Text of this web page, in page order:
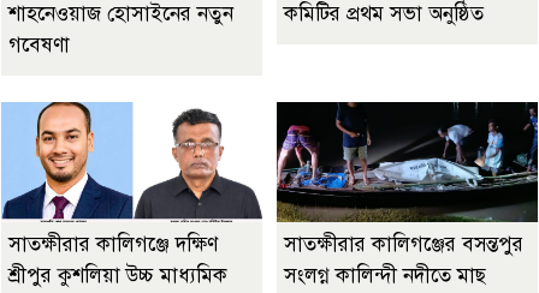
শাহনেওয়াজ হোসাইনের নতুন
গবেষণা
কমিটির প্রথম সভা অনুষ্ঠিত
সাতক্ষীরার কালিগঞ্জে দক্ষিণ
শ্রীপুর কুশলিয়া উচ্চ মাধ্যমিক
সাতক্ষীরার কালিগঞ্জের বসন্তপুর
সংলগ্ন কালিন্দী নদীতে মাছ